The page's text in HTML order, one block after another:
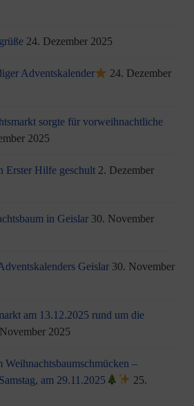
24. Dezember 2025
Adventskalender
24. Dezember
sorgte für vorweihnachtliche
2025
Erster Hilfe geschult 2. Dezember
in Geislar 30. November
Geislar 30. November
am 13.12.2025 rund um die
2025
–
am 29.11.2025
25.